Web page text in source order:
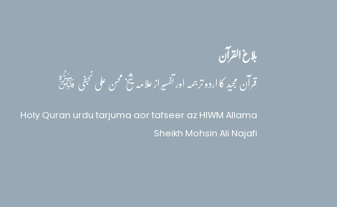
بلاغ القرآن
قرآن مجید کا اردو ترجمہ اور تفسیر از علامہ شیخ محسن علی نجفیقدس‌سره
Holy Quran urdu tarjuma aor tafseer az HIWM Allama
Sheikh Mohsin Ali Najafi